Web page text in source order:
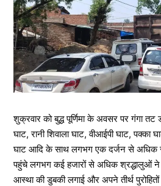
शुक्रवार को बुद्ध पूर्णिमा के अवसर पर गंगा
घाट, रानी शिवाला घाट, वीआईपी घाट, पक्का
घाट आदि के साथ लगभग एक दर्जन से अधिक
पहुंचे लगभग कई हजारों से अधिक श्रद्धालुओं
आस्था की डुबकी लगाई और अपने तीर्थ पुरोहितों